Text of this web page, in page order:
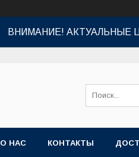
ВНИМАНИЕ! АКТУАЛЬНЫЕ
О НАС КОНТАКТЫ